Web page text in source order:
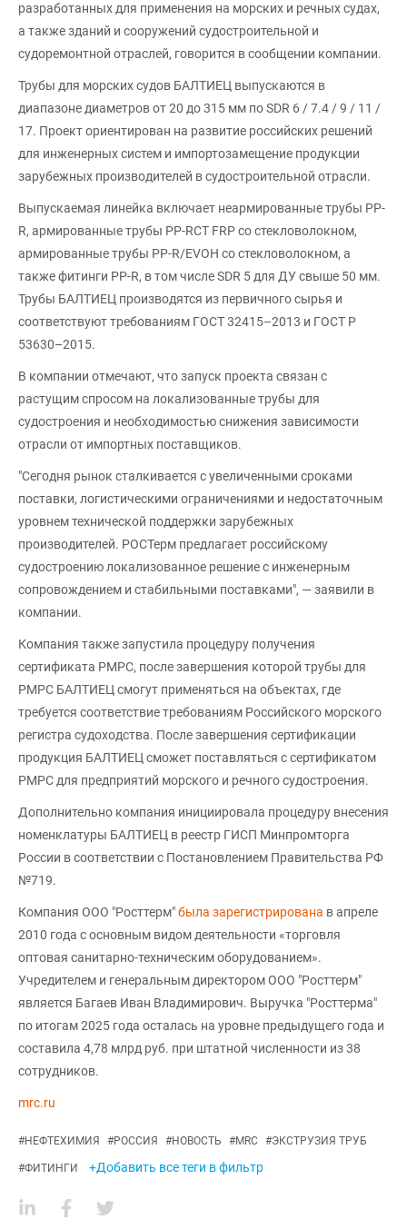
разработанных для применения на морских и речных судах,
а также зданий и сооружений судостроительной и
судоремонтной отраслей, говорится в сообщении компании.
Трубы для морских судов БАЛТИЕЦ выпускаются в
диапазоне диаметров от 20 до 315 мм по SDR 6 / 7.4 / 9 / 11 /
17. Проект ориентирован на развитие российских решений
для инженерных систем и импортозамещение продукции
зарубежных производителей в судостроительной отрасли.
Выпускаемая линейка включает неармированные трубы PP-
R, армированные трубы PP-RCT FRP со стекловолокном,
армированные трубы PP-R/EVOH со стекловолокном, а
также фитинги PP-R, в том числе SDR 5 для ДУ свыше 50 мм.
Трубы БАЛТИЕЦ производятся из первичного сырья и
соответствуют требованиям ГОСТ 32415–2013 и ГОСТ Р
53630–2015.
В компании отмечают, что запуск проекта связан с
растущим спросом на локализованные трубы для
судостроения и необходимостью снижения зависимости
отрасли от импортных поставщиков.
"Сегодня рынок сталкивается с увеличенными сроками
поставки, логистическими ограничениями и недостаточным
уровнем технической поддержки зарубежных
производителей. РОСТерм предлагает российскому
судостроению локализованное решение с инженерным
сопровождением и стабильными поставками", — заявили в
компании.
Компания также запустила процедуру получения
сертификата РМРС, после завершения которой трубы для
РМРС БАЛТИЕЦ смогут применяться на объектах, где
требуется соответствие требованиям Российского морского
регистра судоходства. После завершения сертификации
продукция БАЛТИЕЦ сможет поставляться с сертификатом
РМРС для предприятий морского и речного судостроения.
Дополнительно компания инициировала процедуру внесения
номенклатуры БАЛТИЕЦ в реестр ГИСП Минпромторга
России в соответствии с Постановлением Правительства РФ
№719.
Компания ООО "Росттерм"была зарегистрирована в апреле
2010 года с основным видом деятельности «торговля
оптовая санитарно-техническим оборудованием».
Учредителем и генеральным директором ООО "Росттерм"
является Багаев Иван Владимирович. Выручка "Росттерма"
по итогам 2025 года осталась на уровне предыдущего года и
составила 4,78 млрд руб. при штатной численности из 38
сотрудников.
mrc.ru
#НЕФТЕХИМИЯ #РОССИЯ #НОВОСТЬ #MRC #ЭКСТРУЗИЯ ТРУБ
#ФИТИНГИ +Добавить все теги в фильтр